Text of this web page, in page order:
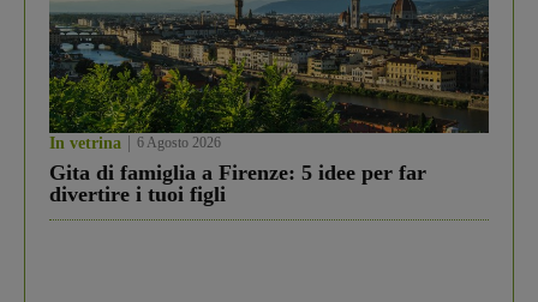
In vetrina 6 Agosto 2026
Gita di famiglia a Firenze: 5 idee per far
divertire i tuoi figli